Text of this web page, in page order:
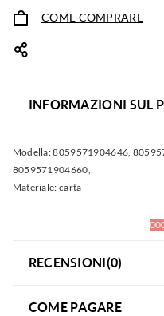
COME COMPRARE
INFORMAZIONI SUL
Modella:8059571904646,
8059571904660,
Materiale: carta
RECENSIONI(0)
COME PAGARE